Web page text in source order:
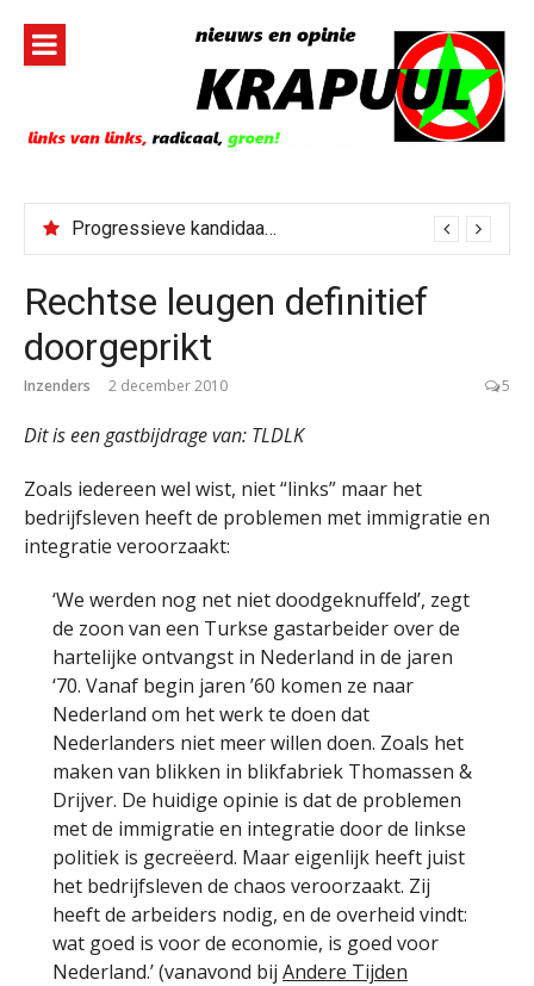
inhoud
Progressieve kandidaat El-Sayed senaatskandidaat Michigan
Rechtse leugen definitief
doorgeprikt
Inzenders 2 december 2010 5
Dit is een gastbijdrage van: TLDLK
Zoals iedereen wel wist, niet “links” maar het
bedrijfsleven heeft de problemen met immigratie en
integratie veroorzaakt:
‘We werden nog net niet doodgeknuffeld’, zegt
de zoon van een Turkse gastarbeider over de
hartelijke ontvangst in Nederland in de jaren
‘70. Vanaf begin jaren ’60 komen ze naar
Nederland om het werk te doen dat
Nederlanders niet meer willen doen. Zoals het
maken van blikken in blikfabriek Thomassen &
Drijver. De huidige opinie is dat de problemen
met de immigratie en integratie door de linkse
politiek is gecreëerd. Maar eigenlijk heeft juist
het bedrijfsleven de chaos veroorzaakt. Zij
heeft de arbeiders nodig, en de overheid vindt:
wat goed is voor de economie, is goed voor
Nederland.’ (vanavond bij Andere Tijden